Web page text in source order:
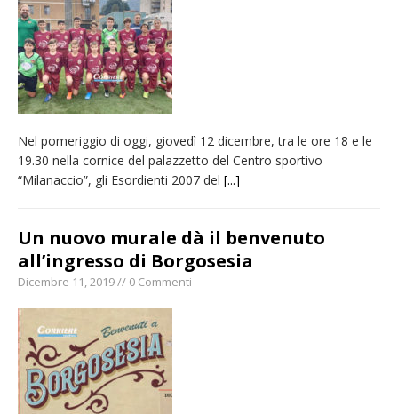
nubifragio di venerdì
Estate di sagre anche per i mezzi storici della
collezione della Fondazione Marazzato
Pro vs Saluzzo, amichevole di buon riscontro
Piscina ex Enal non balneabile dopo i controlli
dell’Asl. Il Comune: «Misura precauzionale e
provvisoria»
Dieci anni fa l’ingresso a Vercelli
Nel pomeriggio di oggi, giovedì 12 dicembre, tra le ore 18 e le
19.30 nella cornice del palazzetto del Centro sportivo
“Milanaccio”, gli Esordienti 2007 del [...]
Un nuovo murale dà il benvenuto
all’ingresso di Borgosesia
Dicembre 11, 2019 // 0 Commenti